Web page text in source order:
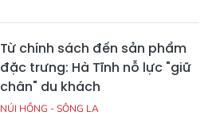
Từ chính sách đến sản phẩm
đặc trưng: Hà Tĩnh nỗ lực "giữ
chân" du khách
NÚI HỒNG - SÔNG LA